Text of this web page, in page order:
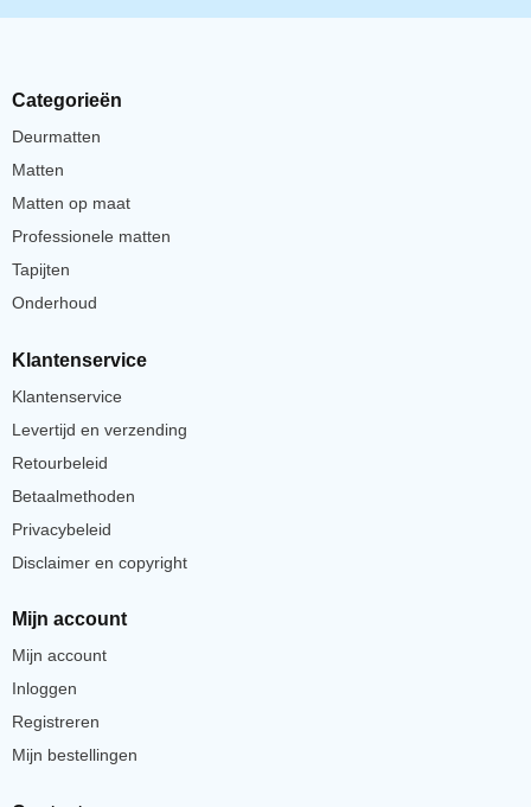
Categorieën
Deurmatten
Matten
Matten op maat
Professionele matten
Tapijten
Onderhoud
Klantenservice
Klantenservice
Levertijd en verzending
Retourbeleid
Betaalmethoden
Privacybeleid
Disclaimer en copyright
Mijn account
Mijn account
Inloggen
Registreren
Mijn bestellingen